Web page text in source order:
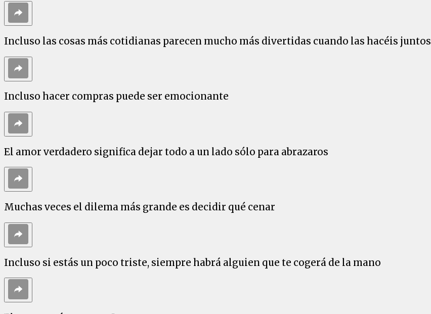
Incluso las cosas más cotidianas parecen mucho más divertidas cuando las hacéis juntos
Incluso hacer compras puede ser emocionante
El amor verdadero significa dejar todo a un lado sólo para abrazaros
Muchas veces el dilema más grande es decidir qué cenar
Incluso si estás un poco triste, siempre habrá alguien que te cogerá de la mano